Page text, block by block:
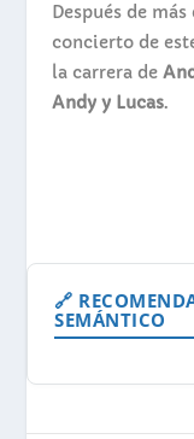
Después de
concierto de
la carrera de
Andy y Lucas.
🔗
SEMÁNTICO